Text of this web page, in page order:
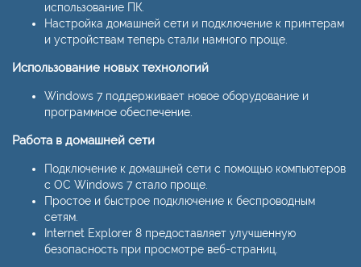
использование ПК.
Настройка домашней сети и подключение к принтерам
и устройствам теперь стали намного проще.
Использование новых технологий
Windows 7 поддерживает новое оборудование и
программное обеспечение.
Работа в домашней сети
Подключение к домашней сети с помощью компьютеров
с ОС Windows 7 стало проще.
Простое и быстрое подключение к беспроводным
сетям.
Internet Explorer 8 предоставляет улучшенную
безопасность при просмотре веб-страниц.